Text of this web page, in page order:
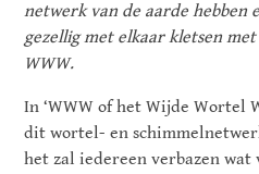
netwerk van de aarde hebben
gezellig met elkaar kletsen
WWW.
In ‘WWW of het Wijde Wortel
dit wortel- en
het zal iedereen verbazen wat